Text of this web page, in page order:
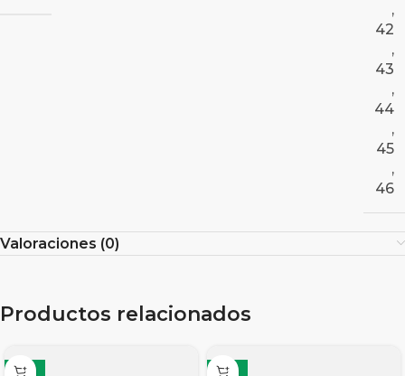
,
42
,
43
,
44
,
45
,
46
Valoraciones (0)
Productos relacionados
-12% -12%